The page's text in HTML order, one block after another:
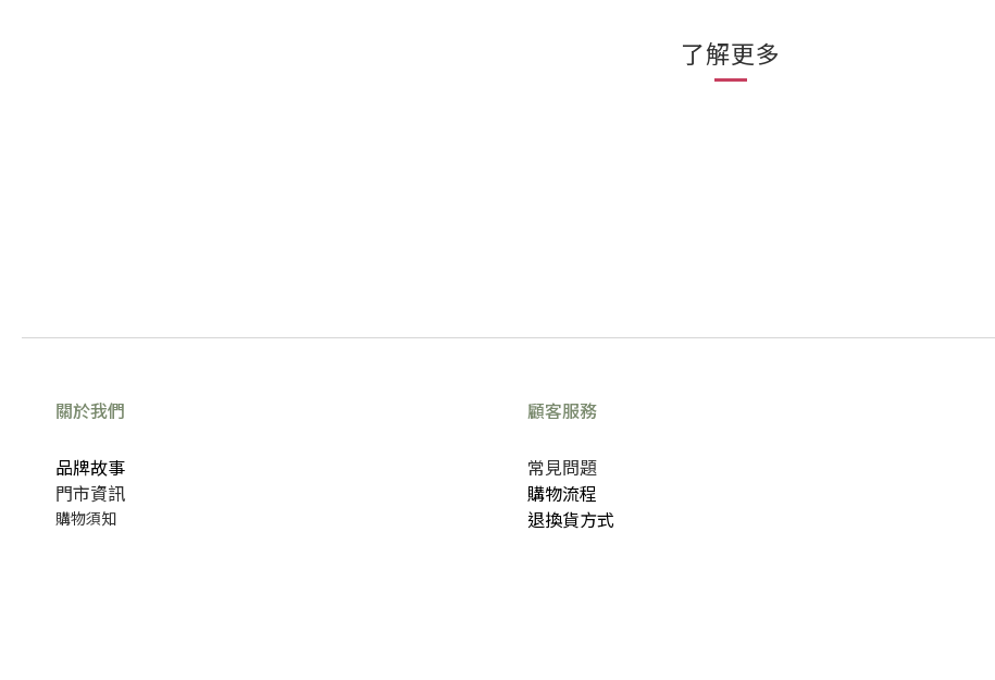
了解更多
關於我們
品牌故事
門市資訊
購物須知
顧客服務
常見問題
購物流程
退換貨方式